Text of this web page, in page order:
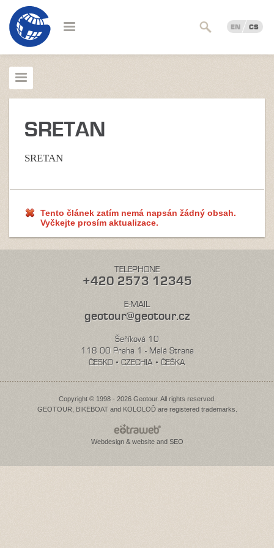
EN CS
SRETAN
SRETAN
Tento článek zatím nemá napsán žádný obsah.
Vyčkejte prosím aktualizace.
TELEPHONE
+420 2573 12345
E-MAIL
geotour@geotour.cz
Šeříková 10
118 00 Praha 1 - Malá Strana
ČESKO • CZECHIA • ČEŠKA
Copyright © 1998 - 2026 Geotour. All rights reserved.
GEOTOUR, BIKEBOAT and KOLOLOĎ are registered trademarks.
Webdesign & website and SEO